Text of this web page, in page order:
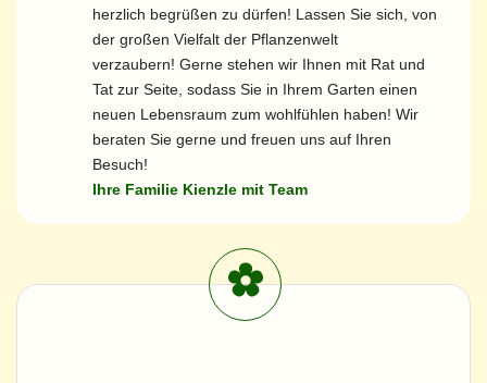
herzlich begrüßen zu dürfen! Lassen Sie sich, von
der großen Vielfalt der Pflanzenwelt
verzaubern! Gerne stehen wir Ihnen mit Rat und
Tat zur Seite, sodass Sie in Ihrem Garten einen
neuen Lebensraum zum wohlfühlen haben! Wir
beraten Sie gerne und freuen uns auf Ihren
Besuch!
Ihre Familie Kienzle mit Team